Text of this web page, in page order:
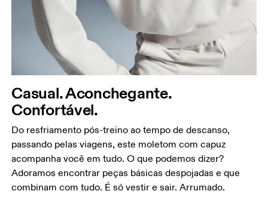
Meça a parte mais larga ao longo dos pontos do
busto, mantendo a fita métrica na horizontal.
Cintura
Meça ao redor da parte mais estreita da cintura.
Quadril
Meça ao redor da parte mais larga do quadril.
Casual. Aconchegante.
Confortável.
Do resfriamento pós-treino ao tempo de descanso,
passando pelas viagens, este moletom com capuz
acompanha você em tudo. O que podemos dizer?
Adoramos encontrar peças básicas despojadas e que
combinam com tudo. É só vestir e sair. Arrumado.